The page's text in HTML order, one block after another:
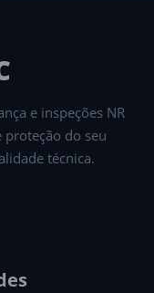
e inspeções NR
do seu
técnica.